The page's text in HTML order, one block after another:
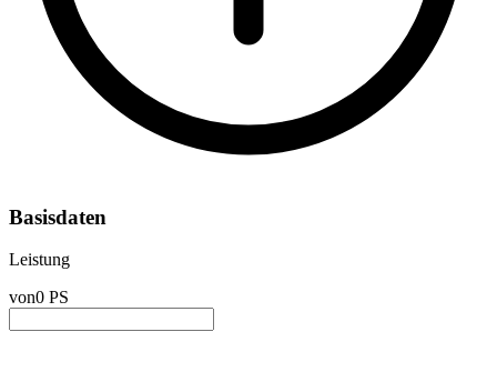
Basisdaten
Leistung
von0 PS